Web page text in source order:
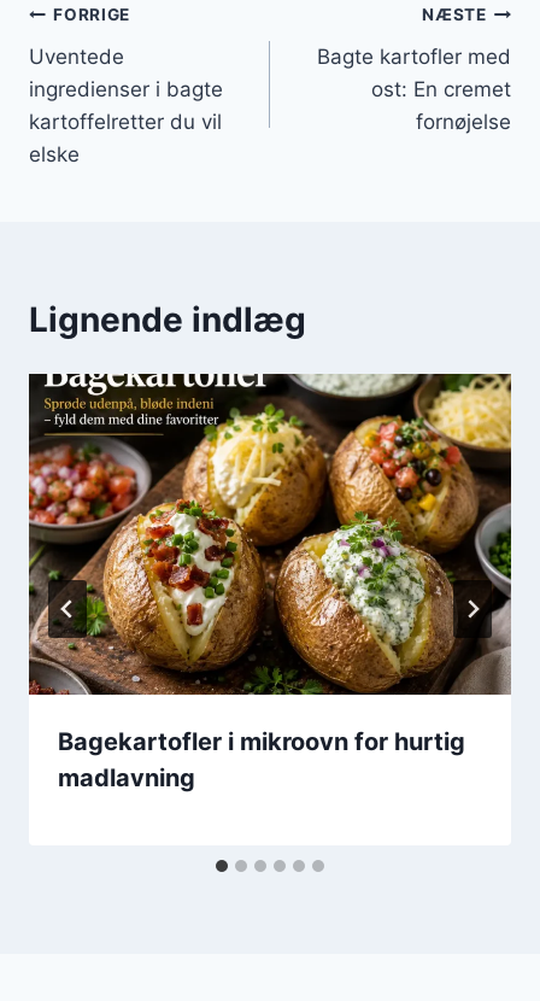
Indlægsnavigation
FORRIGE
Uventede
ingredienser i bagte
kartoffelretter du vil
elske
NÆSTE
Bagte kartofler med
ost: En cremet
fornøjelse
Lignende indlæg
Bagekartofler i mikroovn for hurtig
madlavning